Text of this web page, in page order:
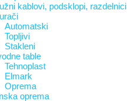
kablovi, podsklopi, razdelnici
Automatski
Topljivi
Stakleni
table
Tehnoplast
Elmark
Oprema
oprema